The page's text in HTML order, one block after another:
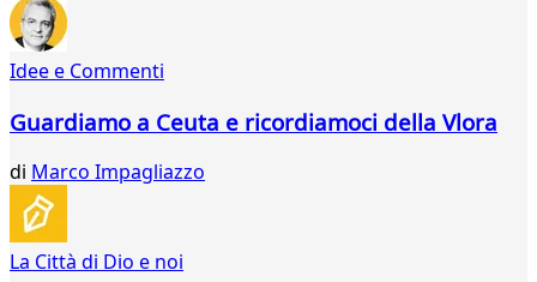
Idee e Commenti
Guardiamo a Ceuta e ricordiamoci della Vlora
di Marco Impagliazzo
La Città di Dio e noi